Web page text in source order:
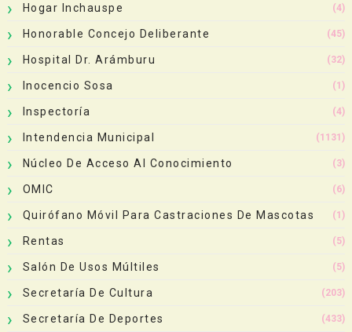
Hogar Inchauspe (4)
Honorable Concejo Deliberante (45)
Hospital Dr. Arámburu (32)
Inocencio Sosa (1)
Inspectoría (4)
Intendencia Municipal (1131)
Núcleo De Acceso Al Conocimiento (3)
OMIC (6)
Quirófano Móvil Para Castraciones De Mascotas (1)
Rentas (5)
Salón De Usos Múltiles (5)
Secretaría De Cultura (203)
Secretaría De Deportes (433)